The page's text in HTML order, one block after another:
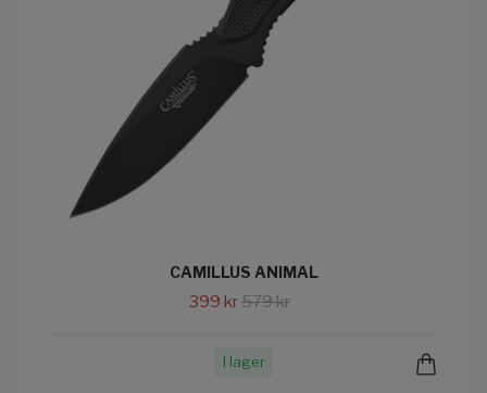
CAMILLUS ANIMAL
399 kr579 kr
I lager